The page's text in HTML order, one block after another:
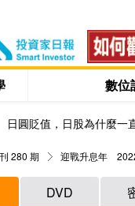
數位
日圓貶值，日股為什麼一
280 期 迎戰升息年
DVD